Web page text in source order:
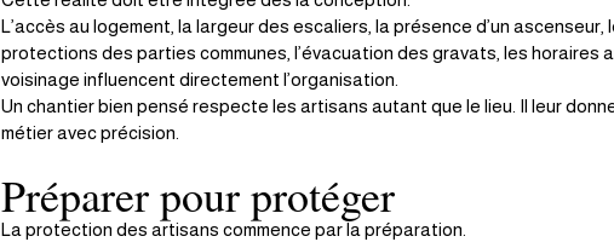
L’accès au logement, la largeur des escaliers, la présence d’un
protections des parties communes, l’évacuation des gravats, les horaires
voisinage influencent directement l’organisation.
Un chantier bien pensé respecte les artisans autant que le lieu. Il leur
métier avec précision.
Préparer pour protéger
La protection des artisans commence par la préparation.